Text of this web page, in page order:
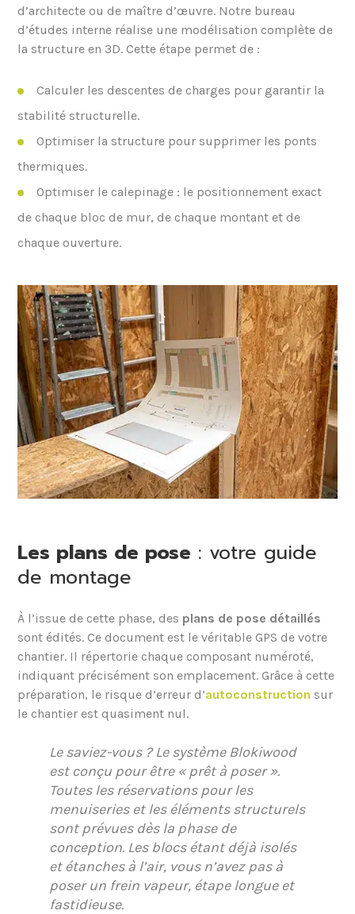
d’architecte ou de maître d’œuvre. Notre bureau
d’études interne réalise une modélisation complète de
la structure en 3D. Cette étape permet de :
Calculer les descentes de charges pour garantir la
stabilité structurelle.
Optimiser la structure pour supprimer les ponts
thermiques.
Optimiser le calepinage : le positionnement exact
de chaque bloc de mur, de chaque montant et de
chaque ouverture.
Les plans de pose : votre guide
de montage
À l’issue de cette phase, des plans de pose détaillés
sont édités. Ce document est le véritable GPS de votre
chantier. Il répertorie chaque composant numéroté,
indiquant précisément son emplacement. Grâce à cette
préparation, le risque d’erreur d’autoconstruction sur
le chantier est quasiment nul.
Le saviez-vous ?Le système Blokiwood
est conçu pour être « prêt à poser ».
Toutes les réservations pour les
menuiseries et les éléments structurels
sont prévues dès la phase de
conception. Les blocs étant déjà isolés
et étanches à l’air, vous n’avez pas à
poser un frein vapeur, étape longue et
fastidieuse.